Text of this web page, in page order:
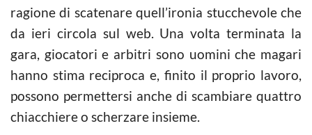
ragione di scatenare quell’ironia stucchevole che
da ieri circola sul web. Una volta terminata la
gara, giocatori e arbitri sono uomini che magari
hanno stima reciproca e, finito il proprio lavoro,
possono permettersi anche di scambiare quattro
chiacchiere o scherzare insieme.